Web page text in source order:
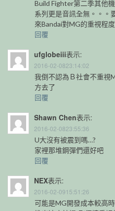
Build Fighter第二季其他
系列更是音訊全無。。。
來Bandai對MG的重視程
回覆
ufglobeiii表示:
2016-02-0823:14:02
我倒不認為Ｂ社會不重視
方去了
回覆
Shawn Chen表示:
2016-02-0823:55:36
U大沒有被震到嗎…?
家裡那堆鋼彈們還好吧
回覆
NEX表示:
2016-02-0915:51:26
可能是MG開發成本較高